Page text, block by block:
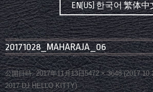
EN(US) 한국어 繁体中
20171028_MAHARAJA_06
公開日時: 2017年11月13日5472 × 3648(
2017 DJ HELLO KITTY)